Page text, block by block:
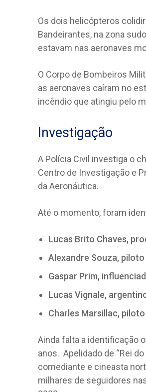
Os dois helicópteros
Bandeirantes, na zona
estavam nas aeronaves
O Corpo de Bombeiros
as aeronaves caíram no
incêndio que atingiu pelo
Investigação
A Polícia Civil investiga o
Centro de Investigação e
da Aeronáutica.
Até o momento, foram
Lucas Brito Chaves,
Alexandre Souza,
Gaspar Prim,
Lucas Vignale,
Charles Marsillac,
Ainda falta a identificação
anos. Apelidado de “Rei
comediante e cineasta
milhares de seguidores